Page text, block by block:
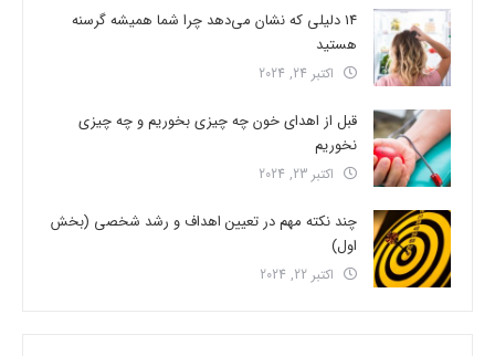
14 دلیلی که نشان می‌دهد چرا شما همیشه گرسنه
هستید
اکتبر 24, 2024
قبل از اهدای خون چه چیزی بخوریم و چه چیزی
نخوریم
اکتبر 23, 2024
چند نکته مهم در تعیین اهداف و رشد شخصی (بخش
اول)
اکتبر 22, 2024